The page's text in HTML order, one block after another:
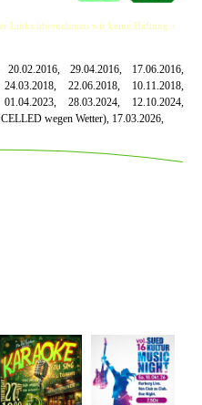
Links übernehmen wir keine Haftung +
20.02.2016, 29.04.2016, 17.06.2016,
22.06.2018, 10.11.2018,
28.03.2024, 12.10.2024,
wegen Wetter), 17.03.2026,